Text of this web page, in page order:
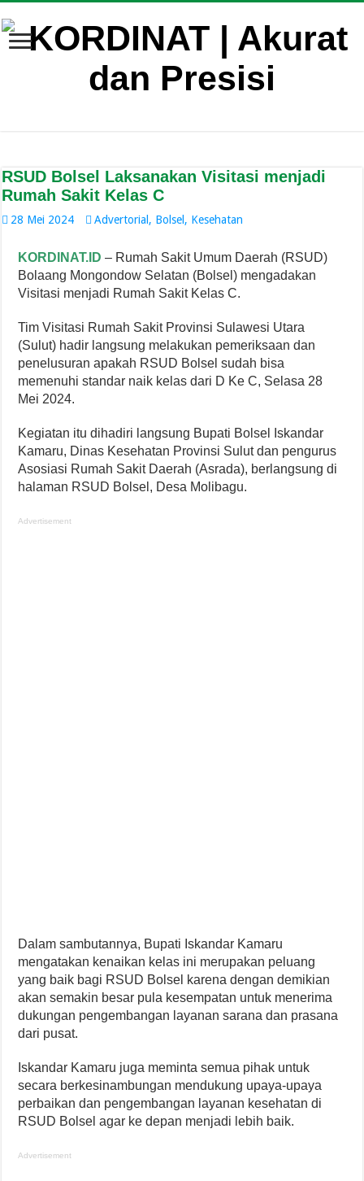
RSUD Bolsel Laksanakan Visitasi menjadi
Rumah Sakit Kelas C
28 Mei 2024 Advertorial , Bolsel , Kesehatan
KORDINAT.ID – Rumah Sakit Umum Daerah (RSUD)
Bolaang Mongondow Selatan (Bolsel) mengadakan
Visitasi menjadi Rumah Sakit Kelas C.
Tim Visitasi Rumah Sakit Provinsi Sulawesi Utara
(Sulut) hadir langsung melakukan pemeriksaan dan
penelusuran apakah RSUD Bolsel sudah bisa
memenuhi standar naik kelas dari D Ke C, Selasa 28
Mei 2024.
Kegiatan itu dihadiri langsung Bupati Bolsel Iskandar
Kamaru, Dinas Kesehatan Provinsi Sulut dan pengurus
Asosiasi Rumah Sakit Daerah (Asrada), berlangsung di
halaman RSUD Bolsel, Desa Molibagu.
Advertisement
Dalam sambutannya, Bupati Iskandar Kamaru
mengatakan kenaikan kelas ini merupakan peluang
yang baik bagi RSUD Bolsel karena dengan demikian
akan semakin besar pula kesempatan untuk menerima
dukungan pengembangan layanan sarana dan prasana
dari pusat.
Iskandar Kamaru juga meminta semua pihak untuk
secara berkesinambungan mendukung upaya-upaya
perbaikan dan pengembangan layanan kesehatan di
RSUD Bolsel agar ke depan menjadi lebih baik.
Advertisement